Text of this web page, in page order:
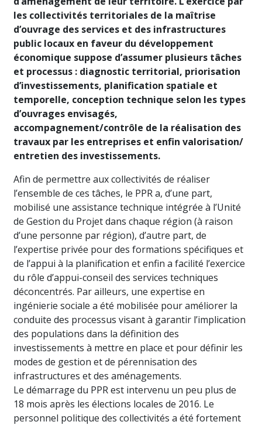
les collectivités territoriales de la maîtrise
d’ouvrage des services et des infrastructures
public locaux en faveur du développement
économique suppose d’assumer plusieurs tâches
et processus : diagnostic territorial, priorisation
d’investissements, planification spatiale et
temporelle, conception technique selon les types
d’ouvrages envisagés,
accompagnement/contrôle de la réalisation des
travaux par les entreprises et enfin valorisation/
entretien des investissements.
Afin de permettre aux collectivités de réaliser
l’ensemble de ces tâches, le PPR a, d’une part,
mobilisé une assistance technique intégrée à l’Unité
de Gestion du Projet dans chaque région (à raison
d’une personne par région), d’autre part, de
l’expertise privée pour des formations spécifiques et
de l’appui à la planification et enfin a facilité l’exercice
du rôle d’appui-conseil des services techniques
déconcentrés. Par ailleurs, une expertise en
ingénierie sociale a été mobilisée pour améliorer la
conduite des processus visant à garantir l’implication
des populations dans la définition des
investissements à mettre en place et pour définir les
modes de gestion et de pérennisation des
infrastructures et des aménagements.
Le démarrage du PPR est intervenu un peu plus de
18 mois après les élections locales de 2016. Le
personnel politique des collectivités a été fortement